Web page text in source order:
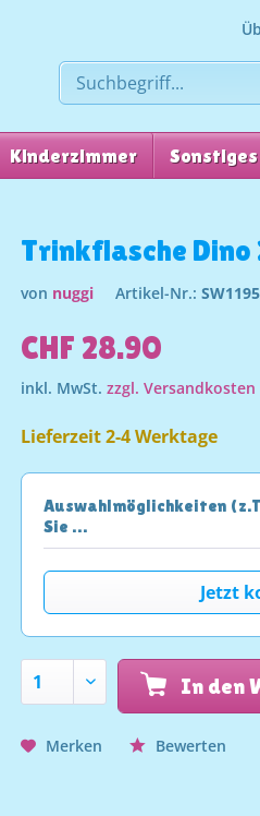
Kinderzimmer Sonstiges
Trinkflasche Dino
von nuggi Artikel-Nr.:
CHF 28.90
inkl. MwSt.zzgl. Versandkosten
Lieferzeit 2-4 Werktage
Auswahlmöglichkeiten
Sie …
Jetzt
In den
Merken Bewerten